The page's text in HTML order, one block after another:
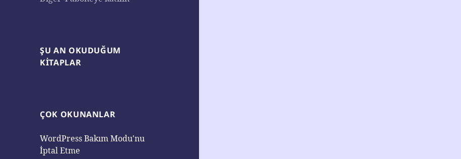
ŞU AN OKUDUĞUM
KITAPLAR
ÇOK OKUNANLAR
WordPress Bakım Modu'nu
İptal Etme